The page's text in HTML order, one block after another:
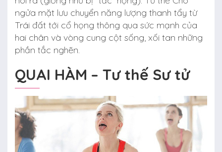
ngửa mặt lưu chuyển năng lượng thanh tẩy từ
Trái đất tới cổ họng thông qua sức mạnh của
hai chân và vòng cung cột sống, xối tan những
phần tắc nghẽn.
QUAI HÀM – Tư thế Sư tử